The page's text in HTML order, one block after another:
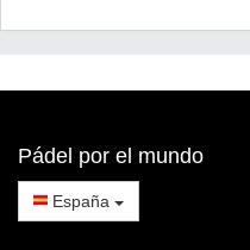
Pádel por el mundo
España